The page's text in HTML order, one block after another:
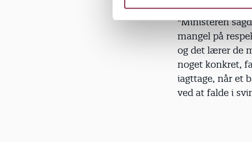
v
"Ministeren
mangel på
og det lærer de
noget konkret,
iagttage, når et
ved at falde i